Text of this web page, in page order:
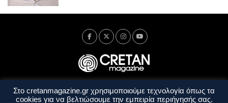
Ταυτότητα Πολιτική Απορρήτου
Όροι Χρήσης
Όροι και Προϋποθέσεις
Στο cretanmagazine.gr χρησιμοποιούμε τεχνολογία όπως τα
cookies για να βελτιώσουμε την εμπειρία περιήγησής σας.